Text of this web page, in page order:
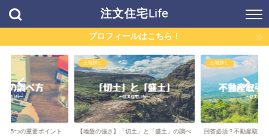
注文住宅Life
プロフィールはこちら！
】5つの重要ポイント
土地探し
【地盤の強さ】「切土」と「盛土」の調べ
土地探し
回答必須？不動産取引